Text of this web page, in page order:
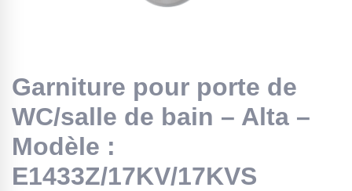
Garniture pour porte de
WC/salle de bain – Alta –
Modèle :
E1433Z/17KV/17KVS